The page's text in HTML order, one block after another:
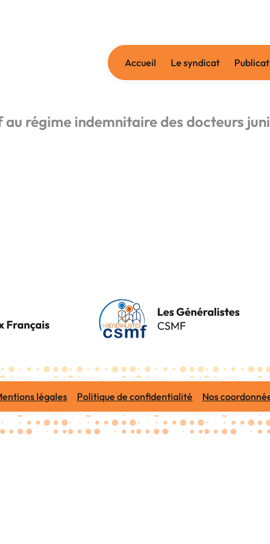
Accueil Le syndicat
régime indemnitaire des docteurs
légales Politique de confidentialité Nos